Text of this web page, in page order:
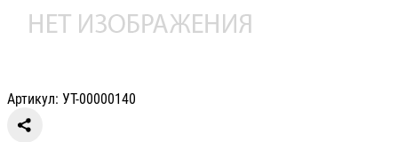
Артикул: УТ-00000140